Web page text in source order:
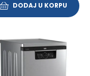
DODAJ U KORPU